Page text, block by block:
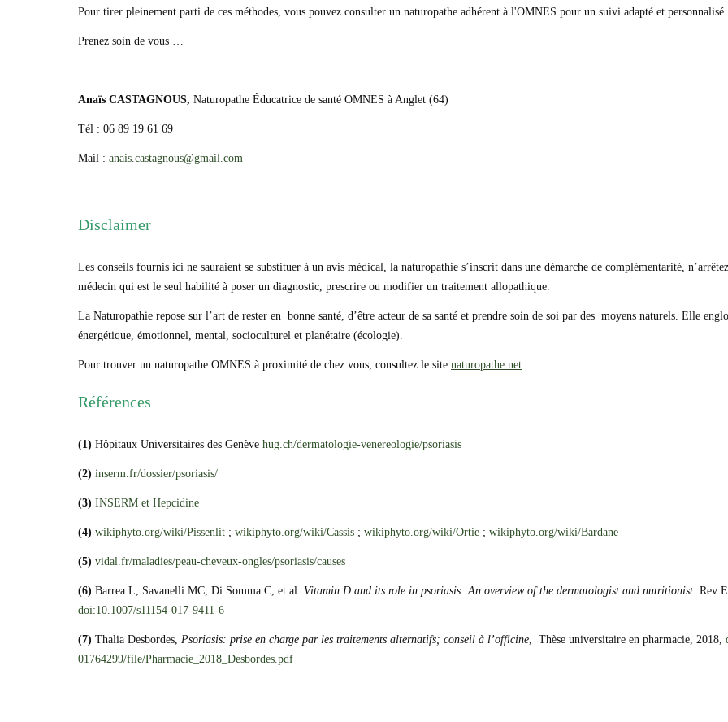
Pour tirer pleinement parti de ces méthodes, vous pouvez consulter un naturopathe adhérent à l'OMNES pour un suivi adapté et personnalisé.
Prenez soin de vous …
Anaïs CASTAGNOUS, Naturopathe Éducatrice de santé OMNES à Anglet (64)
Tél : 06 89 19 61 69
Mail : anais.castagnous@gmail.com
Disclaimer
Les conseils fournis ici ne sauraient se substituer à un avis médical, la naturopathie s’inscrit dans une démarche de complémentarité,
médecin qui est le seul habilité à poser un diagnostic, prescrire ou modifier un traitement allopathique.
La Naturopathie repose sur l’art de rester en bonne santé, d’être acteur de sa santé et prendre soin de soi par des moyens naturels. Elle
énergétique, émotionnel, mental, socioculturel et planétaire (écologie).
Pour trouver un naturopathe OMNES à proximité de chez vous, consultez le site naturopathe.net.
Références
(1) Hôpitaux Universitaires des Genève hug.ch/dermatologie-venereologie/psoriasis
(2) inserm.fr/dossier/psoriasis/
(3) INSERM et Hepcidine
(4) wikiphyto.org/wiki/Pissenlit ; wikiphyto.org/wiki/Cassis ; wikiphyto.org/wiki/Ortie ; wikiphyto.org/wiki/Bardane
(5) vidal.fr/maladies/peau-cheveux-ongles/psoriasis/causes
(6) Barrea L, Savanelli MC, Di Somma C, et al. Vitamin D and its role in psoriasis: An overview of the dermatologist and nutritionist. Rev
doi:10.1007/s11154-017-9411-6
(7) Thalia Desbordes, Psoriasis: prise en charge par les traitements alternatifs; conseil à l’officine, Thèse universitaire en pharmacie, 2018,
01764299/file/Pharmacie_2018_Desbordes.pdf